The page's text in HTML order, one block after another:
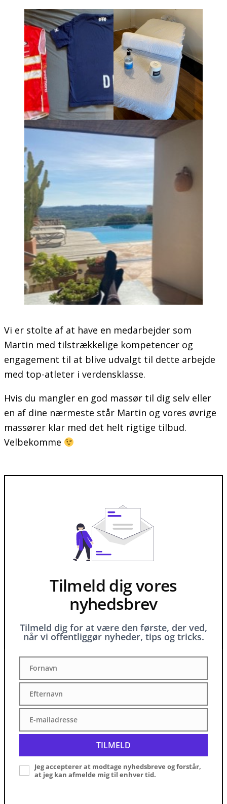
Vi er stolte af at have en medarbejder som
Martin med tilstrækkelige kompetencer og
engagement til at blive udvalgt til dette arbejde
med top-atleter i verdensklasse.
Hvis du mangler en god massør til dig selv eller
en af dine nærmeste står Martin og vores øvrige
massører klar med det helt rigtige tilbud.
Velbekomme
Tilmeld dig vores
nyhedsbrev
Tilmeld dig for at være den første, der ved,
når vi offentliggør nyheder, tips og tricks.
Fornavn
Fornavn
Efternavn
Efternavn
mailadresse
E-mailadresse
TILMELD
Jeg accepterer at modtage nyhedsbreve og forstår,
at jeg kan afmelde mig til enhver tid.